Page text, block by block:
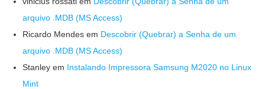
arquivo .MDB (MS Access)
Ricardo Mendes em Descobrir (Quebrar) a Senha de um
arquivo .MDB (MS Access)
Stanley em Instalando Impressora Samsung M2020 no Linux
Mint